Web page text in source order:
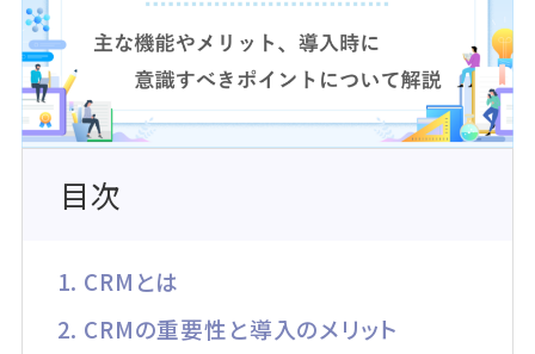
目次
1. CRMとは
2. CRMの重要性と導入のメリット